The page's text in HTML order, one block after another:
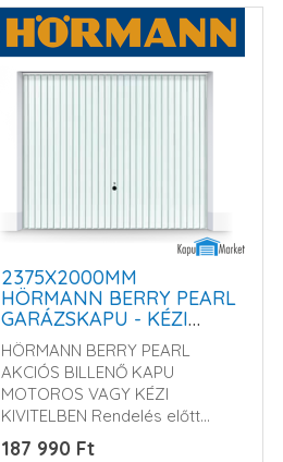
2375X2000MM
HÖRMANN BERRY PEARL
GARÁZSKAPU - KÉZI
VAGY MOTOROS
MŰKÖDTETÉSSEL
HÖRMANN BERRY PEARL
AKCIÓS BILLENŐ KAPU
MOTOROS VAGY KÉZI
KIVITELBEN Rendelés előtt
kérem érdek..
187 990 Ft